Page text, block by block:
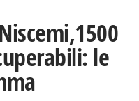
le